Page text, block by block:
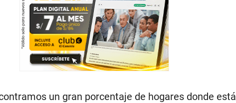
un gran porcentaje de hogares donde está